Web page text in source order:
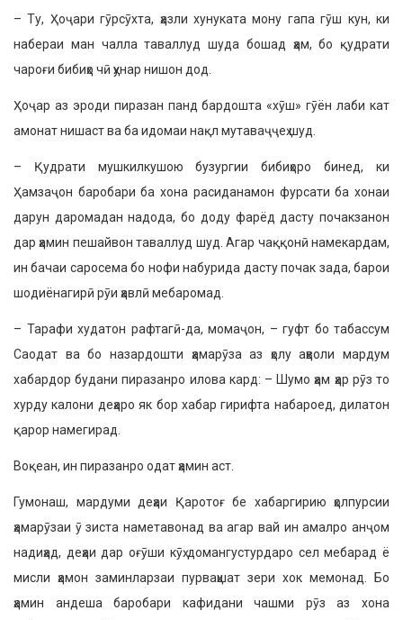
– Ту, Ҳоҷари гӯрсӯхта, ҳазли хунуката мону гапа гӯш кун, ки
набераи ман чалла таваллуд шуда бошад ҳам, бо қудрати
чароғи бибиҳо чӣ ҳунар нишон дод.
Ҳоҷар аз эроди пиразан панд бардошта «хӯш» гӯён лаби кат
амонат нишаст ва ба идомаи нақл мутаваҷҷеҳ шуд.
– Қудрати мушкилкушою бузургии бибиҳоро бинед, ки
Ҳамзаҷон баробари ба хона расиданамон фурсати ба хонаи
дарун даромадан надода, бо доду фарёд дасту почакзанон
дар ҳамин пешайвон таваллуд шуд. Агар чаққонӣ намекардам,
ин бачаи саросема бо нофи набурида дасту почак зада, барои
шодиёнагирӣ рӯи ҳавлӣ мебаромад.
– Тарафи худатон рафтагӣ-да, момаҷон, – гуфт бо табассум
Саодат ва бо назардошти ҳамарӯза аз ҳолу аҳволи мардум
хабардор будани пиразанро илова кард: – Шумо ҳам ҳар рӯз то
хурду калони деҳаро як бор хабар гирифта набароед, дилатон
қарор намегирад.
Воқеан, ин пиразанро одат ҳамин аст.
Гумонаш, мардуми деҳаи Қаротоғ бе хабаргирию ҳолпурсии
ҳамарӯзаи ӯ зиста наметавонад ва агар вай ин амалро анҷом
надиҳад, деҳаи дар оғӯши кӯҳ домангустурдаро сел мебарад ё
мисли ҳамон заминларзаи пурваҳшат зери хок мемонад. Бо
ҳамин андеша баробари кафидани чашми рӯз аз хона